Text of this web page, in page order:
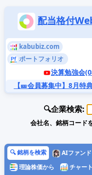
配当格付
kabubiz.com
ポートフォリオ
決算勉強会
【🎫会員募集中】8月特
🔍企業検索:
会社名、銘柄コード
🔍 銘柄を検索 AIファンド
理論株価から
チャー